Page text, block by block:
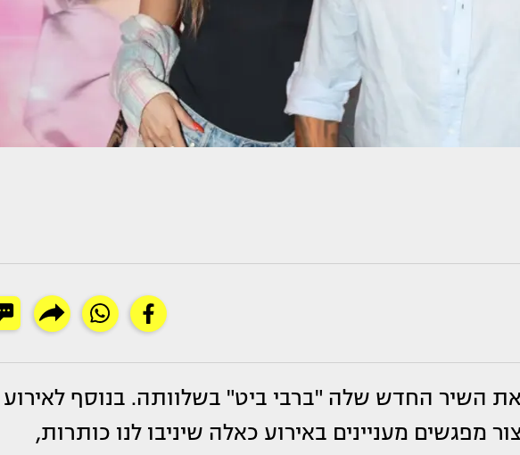
השיר החדש שלה "ברבי ביט" בשלוותה. בנוסף לאירוע
מפגשים מעניינים באירוע כאלה שיניבו לנו כותרות,